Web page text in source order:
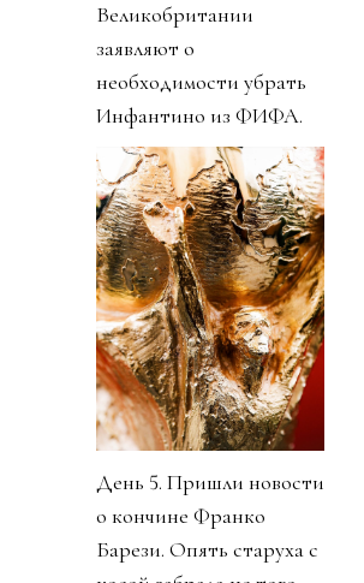
Великобритании
заявляют о
необходимости убрать
Инфантино из ФИФА.
День 5. Пришли новости
о кончине Франко
Барези. Опять старуха с